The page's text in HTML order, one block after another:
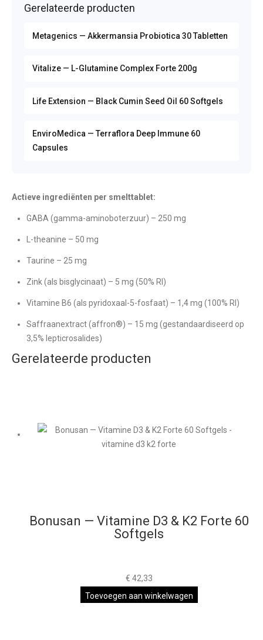
Gerelateerde producten
Metagenics — Akkermansia Probiotica 30 Tabletten
Vitalize — L-Glutamine Complex Forte 200g
Life Extension — Black Cumin Seed Oil 60 Softgels
EnviroMedica — Terraflora Deep Immune 60
Capsules
Actieve ingrediënten per smelttablet:
GABA (gamma-aminoboterzuur) – 250 mg
L-theanine – 50 mg
Taurine – 25 mg
Zink (als bisglycinaat) – 5 mg (50% RI)
Vitamine B6 (als pyridoxaal-5-fosfaat) – 1,4 mg (100% RI)
Saffraanextract (affron®) – 15 mg (gestandaardiseerd op
3,5% lepticrosalides)
Gerelateerde producten
Bonusan — Vitamine D3 & K2 Forte 60
Softgels
€ 42,33
Toevoegen aan winkelwagen